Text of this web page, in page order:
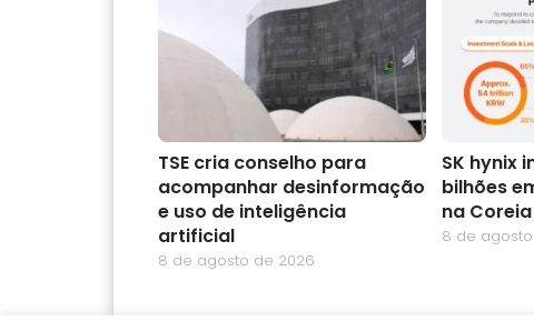
TSE cria conselho para
acompanhar desinformação
e uso de inteligência
artificial
8 de agosto de 2026
SK hynix
bilhões
na
8 de